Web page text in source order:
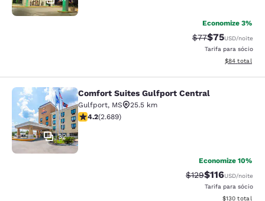
Economize 3%
Tarifa anterior
$77Tarifa com
$75USD/noite
Tarifa para sócio
Exibir
$84 total
Comfort Suites Gulfport Central
32
Comfort Suites Gulfport Central
Gulfport, MS
25.5 km
classificação 4.15 estrelas. Muito bom. 2689
4.2(2.689)
Economize 10%
Tarifa anterior
$129Tarifa com
$116USD/noite
Tarifa para sócio
Exibir
$130 total